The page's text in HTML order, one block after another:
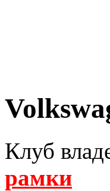
Клуб
рамки